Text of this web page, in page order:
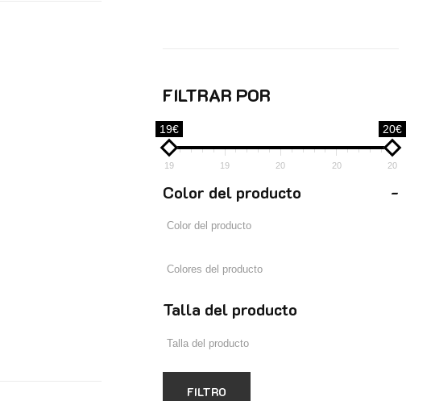
FILTRAR POR
19€ 20€
19 19 20 20 20
Color del producto -
Talla del producto
FILTRO